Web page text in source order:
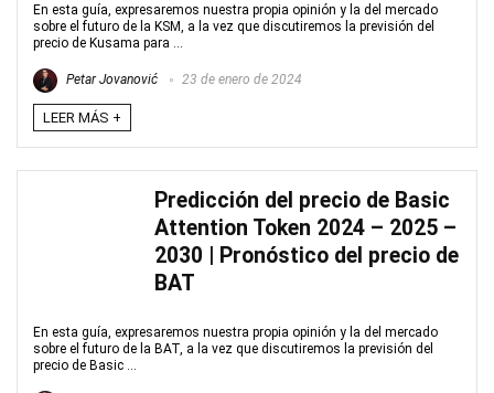
En esta guía, expresaremos nuestra propia opinión y la del mercado
sobre el futuro de la KSM, a la vez que discutiremos la previsión del
precio de Kusama para ...
Petar Jovanović 23 de enero de 2024
LEER MÁS +
Predicción del precio de Basic
Attention Token 2024 – 2025 –
2030 | Pronóstico del precio de
BAT
En esta guía, expresaremos nuestra propia opinión y la del mercado
sobre el futuro de la BAT, a la vez que discutiremos la previsión del
precio de Basic ...